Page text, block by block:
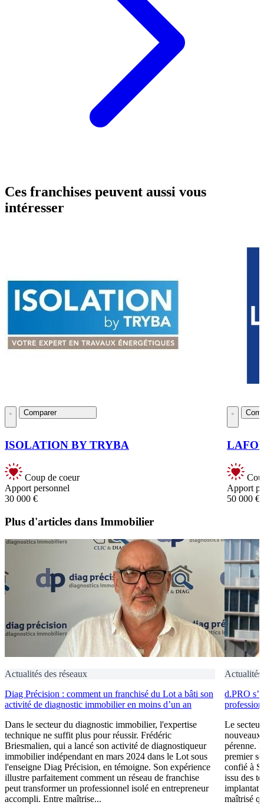
Ces franchises peuvent aussi vous
intéresser
Comparer
ISOLATION BY TRYBA
Coup de coeur
Apport personnel
30 000 €
Apport
50 000 €
Plus d'articles dans Immobilier
Actualités des réseaux
Diag Précision : comment un franchisé du Lot a bâti son
activité de diagnostic immobilier en moins d’un an
Dans le secteur du diagnostic immobilier, l'expertise
technique ne suffit plus pour réussir. Frédéric
Briesmalien, qui a lancé son activité de diagnostiqueur
immobilier indépendant en mars 2024 dans le Lot sous
l'enseigne Diag Précision, en témoigne. Son expérience
illustre parfaitement comment un réseau de franchise
peut transformer un professionnel isolé en entrepreneur
accompli. Entre maîtrise...
Actualités
d.PRO
Le
nouveaux
pérenne.
premier
confié à
issu des
maîtrisé